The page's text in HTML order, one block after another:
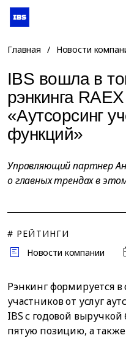
Главная / Новости
IBS вошла в
рэнкинга RAEX
«Аутсорсинг
функций»
Управляющий партнер
о главных трендах в
# РЕЙТИНГИ
Новости компании
Рэнкинг формируется в
участников от услуг
IBS с годовой выручкой
пятую позицию, а